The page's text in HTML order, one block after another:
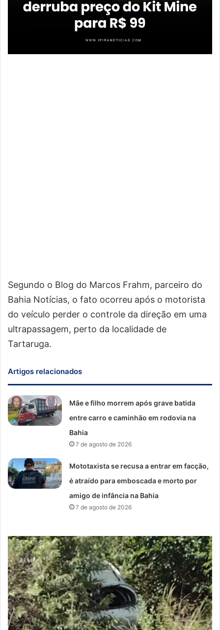
Segundo o Blog do Marcos Frahm, parceiro do
Bahia Notícias, o fato ocorreu após o motorista
do veículo perder o controle da direção em uma
ultrapassagem, perto da localidade de
Tartaruga.
Artigos relacionados
Mãe e filho morrem após grave batida
entre carro e caminhão em rodovia na
Bahia
7 de agosto de 2026
Mototaxista se recusa a entrar em facção,
é atraído para emboscada e morto por
amigo de infância na Bahia
7 de agosto de 2026